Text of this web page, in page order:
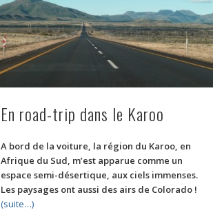
En road-trip dans le Karoo
A bord de la voiture, la région du Karoo, en
Afrique du Sud, m’est apparue comme un
espace semi-désertique, aux ciels immenses.
Les paysages ont aussi des airs de Colorado !
(suite…)